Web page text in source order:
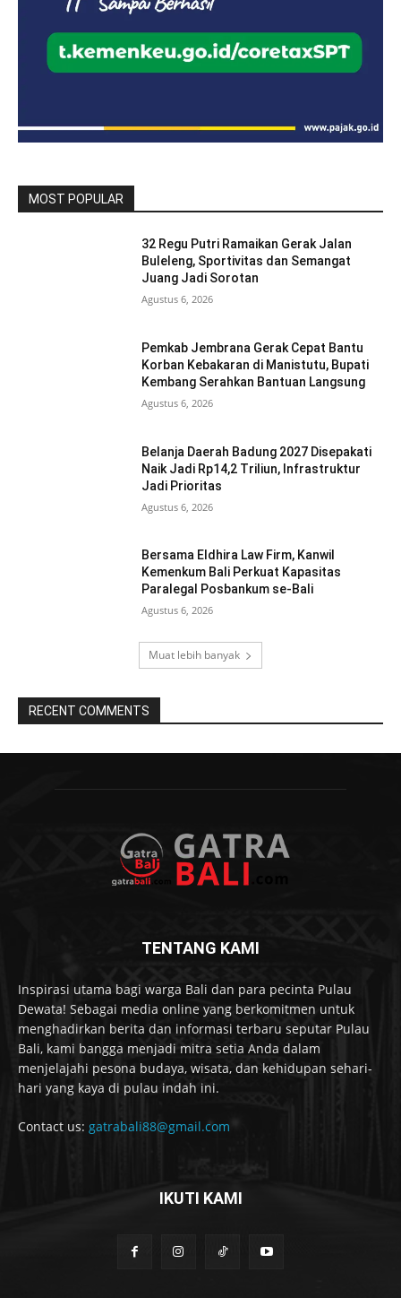
MOST POPULAR
32 Regu Putri Ramaikan Gerak Jalan
Buleleng, Sportivitas dan Semangat
Juang Jadi Sorotan
Agustus 6, 2026
Pemkab Jembrana Gerak Cepat Bantu
Korban Kebakaran di Manistutu, Bupati
Kembang Serahkan Bantuan Langsung
Agustus 6, 2026
Belanja Daerah Badung 2027 Disepakati
Naik Jadi Rp14,2 Triliun, Infrastruktur
Jadi Prioritas
Agustus 6, 2026
Bersama Eldhira Law Firm, Kanwil
Kemenkum Bali Perkuat Kapasitas
Paralegal Posbankum se-Bali
Agustus 6, 2026
Muat lebih banyak
RECENT COMMENTS
TENTANG KAMI
Inspirasi utama bagi warga Bali dan para pecinta Pulau
Dewata! Sebagai media online yang berkomitmen untuk
menghadirkan berita dan informasi terbaru seputar Pulau
Bali, kami bangga menjadi mitra setia Anda dalam
menjelajahi pesona budaya, wisata, dan kehidupan sehari-
hari yang kaya di pulau indah ini.
Contact us: gatrabali88@gmail.com
IKUTI KAMI